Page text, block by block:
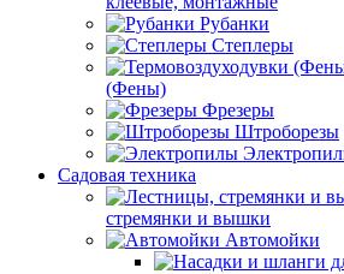
Рубанки
Степлеры
(Фены)
Фрезеры
Штроборезы
Садовая техника
стремянки и вышки
Автомойки